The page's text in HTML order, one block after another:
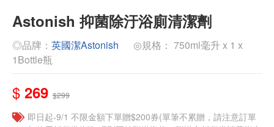
Astonish 抑菌除汙浴廁清潔劑
◎品牌： 英國潔Astonish
◎規格： 750ml毫升 x 1 x
1Bottle瓶
$ 269 $299
即日起-9/1 不限金額下單贈$200券(單筆不累贈，請注意訂單